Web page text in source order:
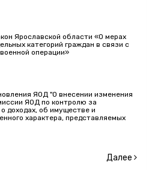
Ярославской области «О мерах
категорий граждан в связи с
операции»
ЯОД "О внесении изменения
ЯОД по контролю за
доходах, об имуществе и
характера, представляемых
Далее